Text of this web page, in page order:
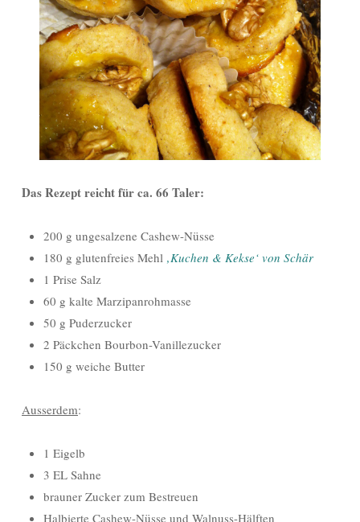
Das Rezept reicht für ca. 66 Taler:
200 g ungesalzene Cashew-Nüsse
180 g glutenfreies Mehl ‚Kuchen & Kekse‘ von Schär
1 Prise Salz
60 g kalte Marzipanrohmasse
50 g Puderzucker
2 Päckchen Bourbon-Vanillezucker
150 g weiche Butter
Ausserdem:
1 Eigelb
3 EL Sahne
brauner Zucker zum Bestreuen
Halbierte Cashew-Nüsse und Walnuss-Hälften